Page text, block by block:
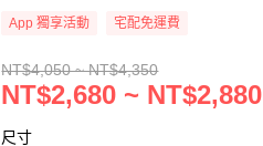
App 獨享活動 宅配免運費
NT$4,050 ~ NT$4,350
NT$2,680 ~ NT$2,880
尺寸